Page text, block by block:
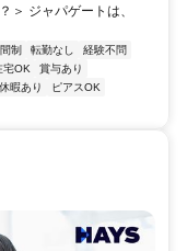
＞ ジャパゲートは、
制 転勤なし
経験不問
宅OK
賞与あり
暇あり
ピアスOK